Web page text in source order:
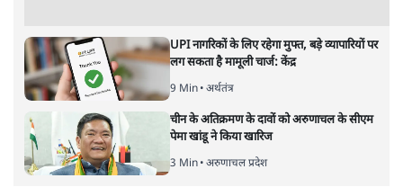
UPI नागरिकों के लिए रहेगा मुफ्त, बड़े व्यापारियों पर
लग सकता है मामूली चार्ज: केंद्र
9 Min• अर्थतंत्र
चीन के अतिक्रमण के दावों को अरुणाचल के सीएम
पेमा खांडू ने किया खारिज
3 Min• अरुणाचल प्रदेश